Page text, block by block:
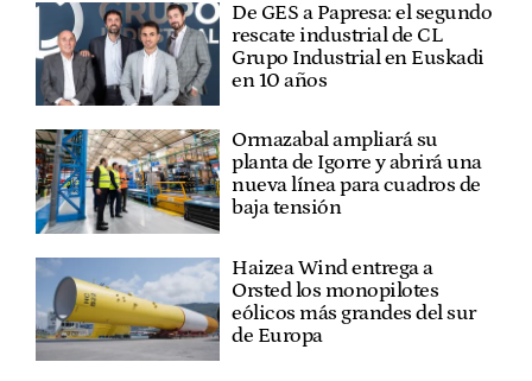
De GES a Papresa: el segundo
rescate industrial de CL
Grupo Industrial en Euskadi
en 10 años
Ormazabal ampliará su
planta de Igorre y abrirá una
nueva línea para cuadros de
baja tensión
Haizea Wind entrega a
Orsted los monopilotes
eólicos más grandes del sur
de Europa